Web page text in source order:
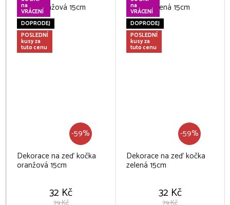
na
VRÁCENÍ
DOPRODEJ
POSLEDNÍ
kusy za
tuto cenu
-59%
Dekorace na zeď kočka
oranžová 15cm
32 Kč
na
VRÁCENÍ
DOPRODEJ
POSLEDNÍ
kusy za
tuto cenu
-59%
Dekorace na zeď kočka
zelená 15cm
32 Kč